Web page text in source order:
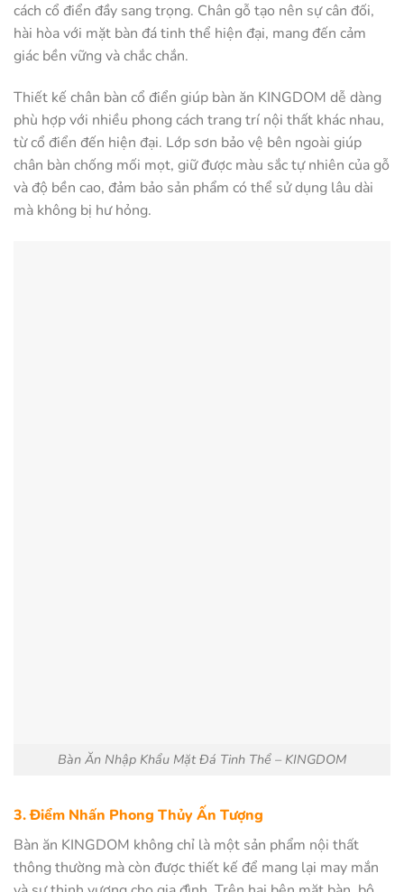
cách cổ điển đầy sang trọng. Chân gỗ tạo nên sự cân đối,
hài hòa với mặt bàn đá tinh thể hiện đại, mang đến cảm
giác bền vững và chắc chắn.
Thiết kế chân bàn cổ điển giúp bàn ăn KINGDOM dễ dàng
phù hợp với nhiều phong cách trang trí nội thất khác nhau,
từ cổ điển đến hiện đại. Lớp sơn bảo vệ bên ngoài giúp
chân bàn chống mối mọt, giữ được màu sắc tự nhiên của gỗ
và độ bền cao, đảm bảo sản phẩm có thể sử dụng lâu dài
mà không bị hư hỏng.
Bàn Ăn Nhập Khẩu Mặt Đá Tinh Thể – KINGDOM
3. Điểm Nhấn Phong Thủy Ấn Tượng
Bàn ăn KINGDOM không chỉ là một sản phẩm nội thất
thông thường mà còn được thiết kế để mang lại may mắn